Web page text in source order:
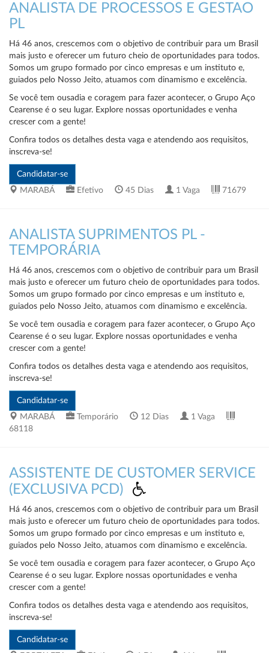
ANALISTA DE PROCESSOS E GESTAO
PL
Há 46 anos, crescemos com o objetivo de contribuir para um Brasil
mais justo e oferecer um futuro cheio de oportunidades para todos.
Somos um grupo formado por cinco empresas e um instituto e,
guiados pelo Nosso Jeito, atuamos com dinamismo e excelência.
Se você tem ousadia e coragem para fazer acontecer, o Grupo Aço
Cearense é o seu lugar. Explore nossas oportunidades e venha
crescer com a gente!
Confira todos os detalhes desta vaga e atendendo aos requisitos,
inscreva-se!
MARABÁ Efetivo 45 Dias 1 Vaga 71679
ANALISTA SUPRIMENTOS PL -
TEMPORÁRIA
Há 46 anos, crescemos com o objetivo de contribuir para um Brasil
mais justo e oferecer um futuro cheio de oportunidades para todos.
Somos um grupo formado por cinco empresas e um instituto e,
guiados pelo Nosso Jeito, atuamos com dinamismo e excelência.
Se você tem ousadia e coragem para fazer acontecer, o Grupo Aço
Cearense é o seu lugar. Explore nossas oportunidades e venha
crescer com a gente!
Confira todos os detalhes desta vaga e atendendo aos requisitos,
inscreva-se!
MARABÁ Temporário 12 Dias
1 Vaga
68118
ASSISTENTE DE CUSTOMER SERVICE
(EXCLUSIVA PCD)
Há 46 anos, crescemos com o objetivo de contribuir para um Brasil
mais justo e oferecer um futuro cheio de oportunidades para todos.
Somos um grupo formado por cinco empresas e um instituto e,
guiados pelo Nosso Jeito, atuamos com dinamismo e excelência.
Se você tem ousadia e coragem para fazer acontecer, o Grupo Aço
Cearense é o seu lugar. Explore nossas oportunidades e venha
crescer com a gente!
Confira todos os detalhes desta vaga e atendendo aos requisitos,
inscreva-se!